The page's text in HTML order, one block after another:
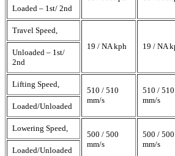
Loaded – 1st/ 2nd
Travel Speed,
19 / NA kph
19 / NA
Unloaded – 1st/
2nd
Lifting Speed,
510 / 510
mm/s
510 / 510
mm/s
Loaded/Unloaded
Lowering Speed,
500 / 500
mm/s
500 / 500
mm/s
Loaded/Unloaded